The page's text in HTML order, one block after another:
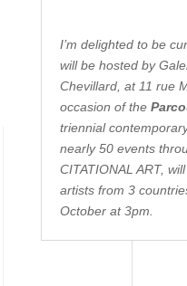
I’m delighted to be
will be hosted by
Chevillard, at 11 rue
occasion of the
triennial
nearly 50 events
CITATIONAL ART,
artists from 3
October at 3pm.